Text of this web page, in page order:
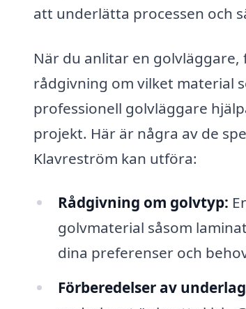
att underlätta processen och
När du anlitar en
rådgivning om vilket material
professionell golvläggare
projekt. Här är några av de
Klavreström kan utföra:
Rådgivning om golvtyp:
golvmaterial såsom
dina preferenser och
Förberedelser av